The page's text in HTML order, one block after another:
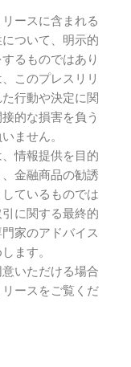
ースに含まれる
ついて、明示的
るものではあり
このプレスリリ
行動や決定に関
的な損害を負う
ません。
情報提供を目的
金融商品の勧誘
ているものでは
に関する最終的
家のアドバイス
ます。
いただける場合
ースをご覧くだ